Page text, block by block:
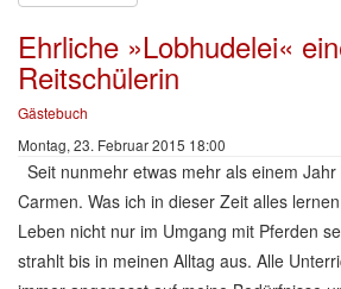
Ehrliche »Lobhudelei«
Reitschülerin
Gästebuch
Montag, 23. Februar 2015 18:00
Seit nunmehr etwas mehr als einem
Carmen. Was ich in dieser Zeit alles
Leben nicht nur im Umgang mit Pferden
strahlt bis in meinen Alltag aus. Alle